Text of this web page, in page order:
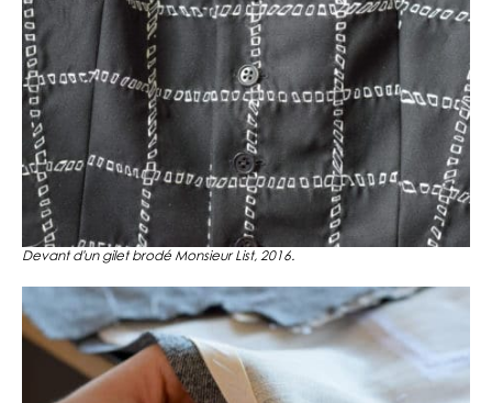
Devant d'un gilet brodé Monsieur List, 2016.